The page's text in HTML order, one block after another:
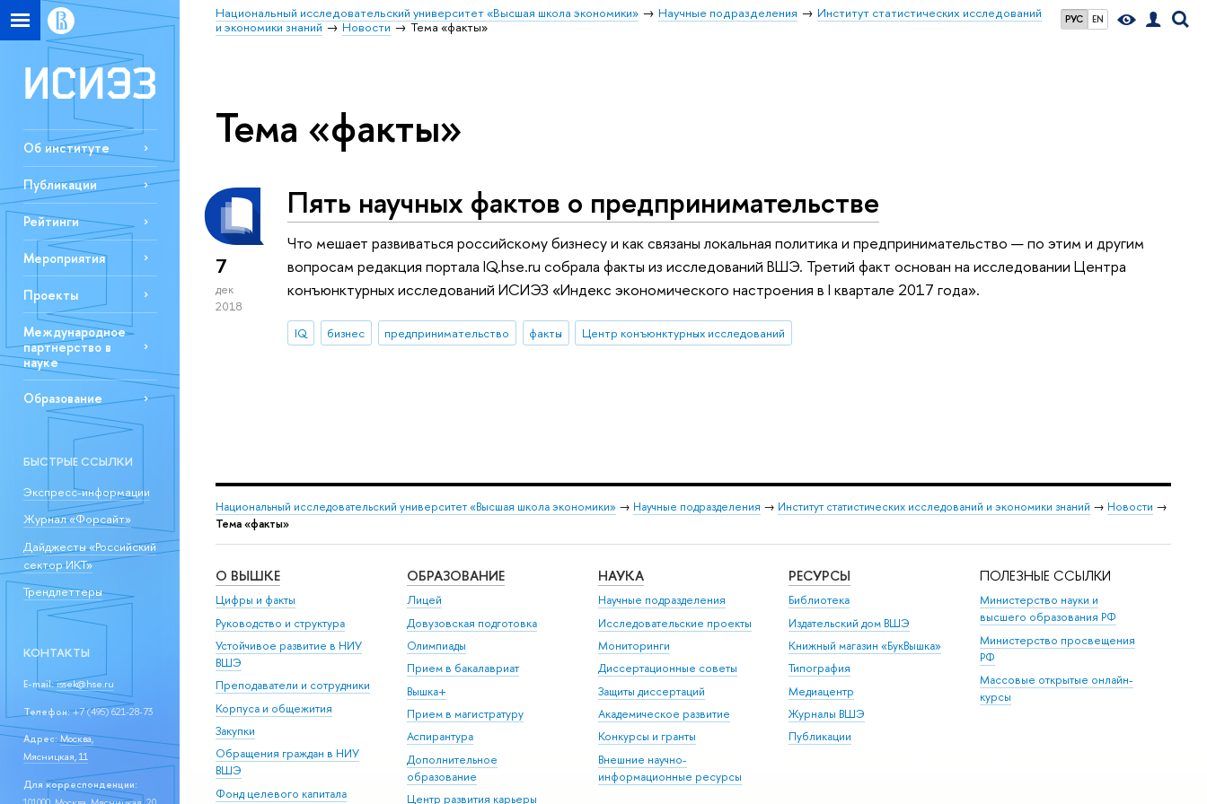
РУС EN
Национальный исследовательский университет «Высшая школа экономики» Научные подразделения
Институт статистических исследований
и экономики знаний
Новости Тема «факты»
Об институте
Публикации
Рейтинги
Мероприятия
Проекты
Международное
партнерство в
науке
Образование
БЫСТРЫЕ ССЫЛКИ
Экспресс-информации
Журнал «Форсайт»
Дайджесты «Российский
сектор ИКТ»
Трендлеттеры
КОНТАКТЫ
E-mail:issek@hse.ru
Телефон:+7 (495) 621-28-73
Адрес: Москва,
Мясницкая, 11
Для корреспонденции:
Тема «факты»
7
дек
2018
Пять научных фактов о предпринимательстве
Что мешает развиваться российскому бизнесу и как связаны локальная политика и предпринимательство — по этим и другим
вопросам редакция портала IQ.hse.ru собрала факты из исследований ВШЭ. Третий факт основан на исследовании Центра
конъюнктурных исследований ИСИЭЗ «Индекс экономического настроения в I квартале 2017 года».
IQ бизнес предпринимательство факты Центр конъюнктурных исследований
Национальный исследовательский университет «Высшая школа экономики» → Научные подразделения → Институт статистических исследований и экономики знаний → Новости →
Тема «факты»
О ВЫШКЕ
Цифры и факты
Руководство и структура
Устойчивое развитие в НИУ
ВШЭ
Преподаватели и сотрудники
Корпуса и общежития
Закупки
Обращения граждан в НИУ
ВШЭ
Фонд целевого капитала
ОБРАЗОВАНИЕ
Лицей
Довузовская подготовка
Олимпиады
Прием в бакалавриат
Вышка+
Прием в магистратуру
Аспирантура
Дополнительное
образование
Центр развития карьеры
НАУКА
Научные подразделения
Исследовательские проекты
Мониторинги
Диссертационные советы
Защиты диссертаций
Академическое развитие
Конкурсы и гранты
Внешние научно-
информационные ресурсы
РЕСУРСЫ
Библиотека
Издательский дом ВШЭ
Книжный магазин «БукВышка»
Типография
Медиацентр
Журналы ВШЭ
Публикации
ПОЛЕЗНЫЕ ССЫЛКИ
Министерство науки и
высшего образования РФ
Министерство просвещения
РФ
Массовые открытые онлайн-
курсы